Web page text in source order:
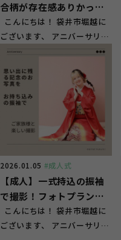
合柄が存在感ありかっこ
いい！【掛川市】
こんにちは！ 袋井市堀越に
ございます、 アニバーサリー
スタジオ ガーネット袋井店
2026.01.05 #成人式
【成人】一式持込の振袖
で撮影！フォトプラン
【磐田市】
こんにちは！ 袋井市堀越に
ございます、 アニバーサリー